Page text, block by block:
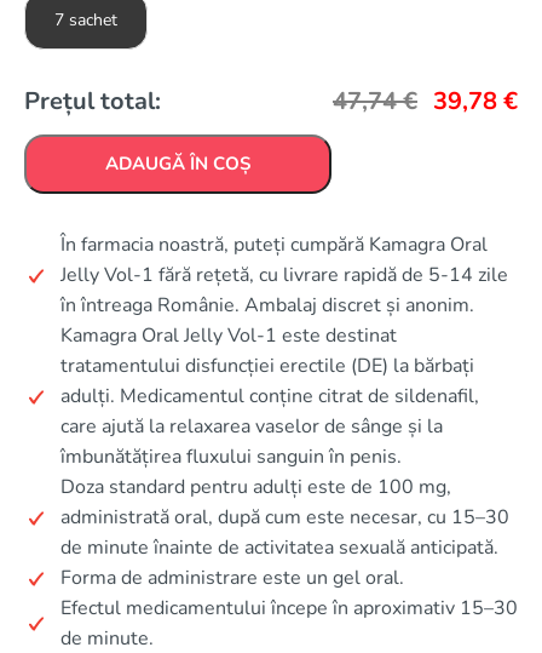
7 sachet
Prețul total: 47,74€ 39,78€
ADAUGĂ ÎN COȘ
În farmacia noastră, puteți cumpără Kamagra Oral
Jelly Vol-1 fără rețetă, cu livrare rapidă de 5-14 zile
în întreaga Românie. Ambalaj discret și anonim.
Kamagra Oral Jelly Vol-1 este destinat
tratamentului disfuncției erectile (DE) la bărbați
adulți. Medicamentul conține citrat de sildenafil,
care ajută la relaxarea vaselor de sânge și la
îmbunătățirea fluxului sanguin în penis.
Doza standard pentru adulți este de 100 mg,
administrată oral, după cum este necesar, cu 15–30
de minute înainte de activitatea sexuală anticipată.
Forma de administrare este un gel oral.
Efectul medicamentului începe în aproximativ 15–30
de minute.